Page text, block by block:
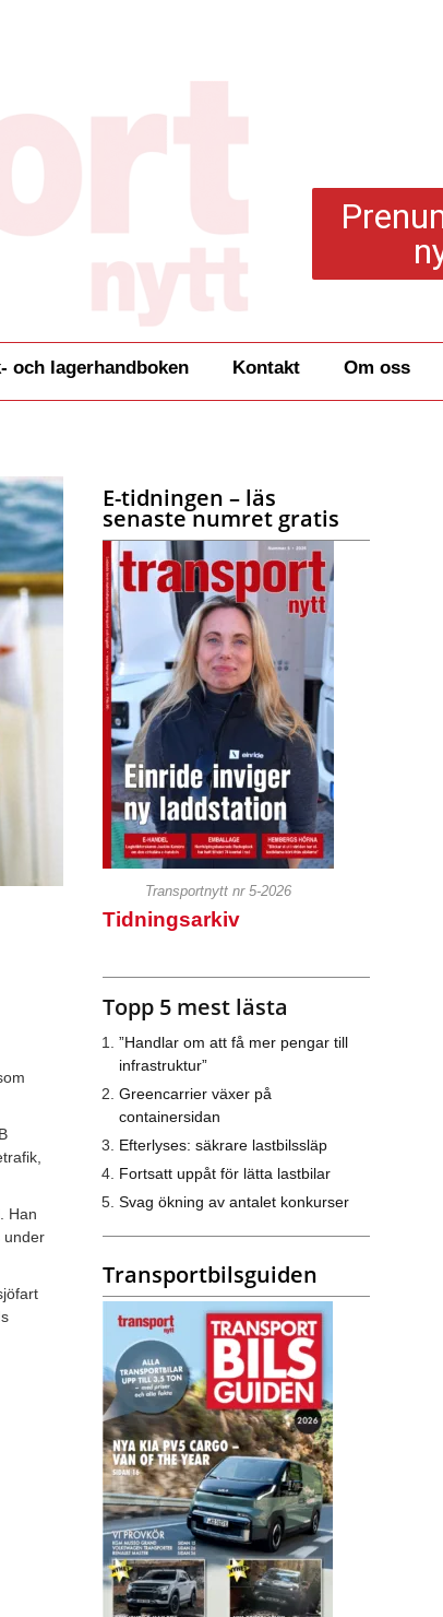
och lagerhandboken Kontakt Om oss
Han
under
E-tidningen – läs
senaste numret gratis
Transportnytt nr 5-2026
Tidningsarkiv
Topp 5 mest lästa
”Handlar om att få mer pengar till
infrastruktur”
Greencarrier växer på
containersidan
Efterlyses: säkrare lastbilssläp
Fortsatt uppåt för lätta lastbilar
Svag ökning av antalet konkurser
Transportbilsguiden